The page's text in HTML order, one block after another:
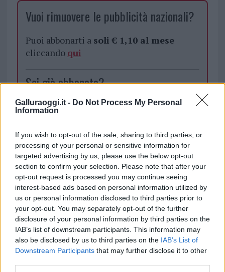
Galluraoggi.it - Do Not Process My Personal
Information
If you wish to opt-out of the sale, sharing to third parties, or
processing of your personal or sensitive information for
targeted advertising by us, please use the below opt-out
section to confirm your selection. Please note that after your
opt-out request is processed you may continue seeing
interest-based ads based on personal information utilized by
us or personal information disclosed to third parties prior to
your opt-out. You may separately opt-out of the further
disclosure of your personal information by third parties on the
IAB’s list of downstream participants. This information may
also be disclosed by us to third parties on the IAB’s List of
Downstream Participants that may further disclose it to other
Vuoi rimuovere le pubblicità nazionali?
Puoi abbonarti a soli € 1,10 al mese
cliccando qui
Sei già abbonato?
Puoi effettuare l'accesso andando nella
cliccandoqui
TEMI: Anna Maria Zedda
Arzachena Dusseldorf
Cani Arzachena
Canile Arzachena
Comune Arzachena
Ge.se.co. Surl
Notizie Arzachena
Randagi Di Flora
Trovatelli Arzachena
Inviaci le tue segnalazioni,
i tuoi video e le tue foto